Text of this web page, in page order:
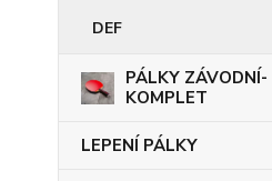
DEF
PÁLKY ZÁVODNÍ-
KOMPLET
LEPENÍ PÁLKY